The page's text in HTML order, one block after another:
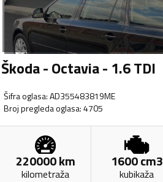
Škoda - Octavia - 1.6 TDI
Šifra oglasa:AD355483819ME
Broj pregleda oglasa:4705
220000km
kilometraža
1600cm3
kubikaža